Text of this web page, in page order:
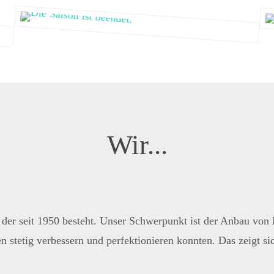
Wir...
seit 1950 besteht. Unser Schwerpunkt ist der Anbau
stetig verbessern und perfektionieren konnten. Das zeigt